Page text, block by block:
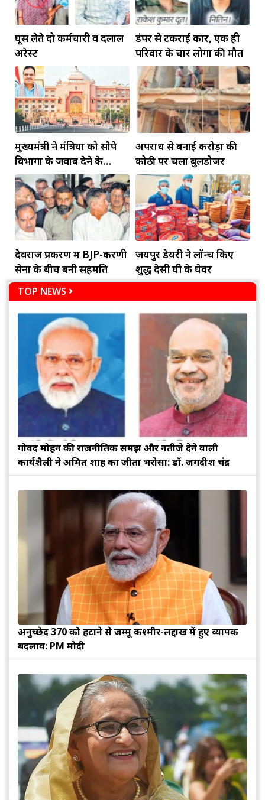
घूस लेते दो कर्मचारी व दलाल
अरेस्ट
डंपर से टकराई कार, एक ही
परिवार के चार लोगों की मौत
मुख्यमंत्री ने मंत्रियों को सौपे
विभागों के जवाब देने के
दायित्व
अपराध से बनाई करोड़ों की
कोठी पर चला बुलडोजर
देवराज प्रकरण में BJP-करणी
सेना के बीच बनी सहमति
जयपुर डेयरी ने लॉन्च किए
शुद्ध देसी घी के घेवर
TOP NEWS
गोविंद मोहन की राजनीतिक समझ और नतीजे देने वाली
कार्यशैली ने अमित शाह का जीता भरोसा: डॉ. जगदीश चंद्र
अनुच्छेद 370 को हटाने से जम्मू कश्मीर-लद्दाख में हुए व्यापक
बदलाव: PM मोदी